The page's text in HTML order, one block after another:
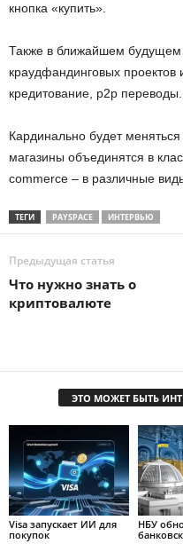
кнопка «купить».
Также в ближайшем будущем
краудфандинговых проектов
кредитование, p2p переводы.
Кардинально будет
магазины объединятся в
commerce – в различные
ТЕГИ PAYSPACE ИНТЕРВЬЮ
Предыдущая статья
Что нужно знать о
криптовалюте
ЭТО МОЖЕТ БЫТЬ
Visa запускает ИИ для
покупок
НБУ